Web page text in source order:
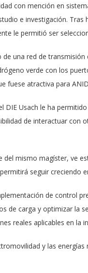
con mención en
e investigación.
le permitió ser
una red de
verde con los
fuese atractiva para
DIE Usach le ha
de interactuar
del mismo magíster, ve
seguir creciendo
de control
de carga y optimizar la
reales aplicables en la
y las